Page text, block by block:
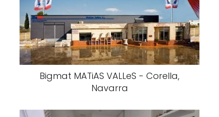
Bigmat MATiAS VALLeS - Corella,
Navarra